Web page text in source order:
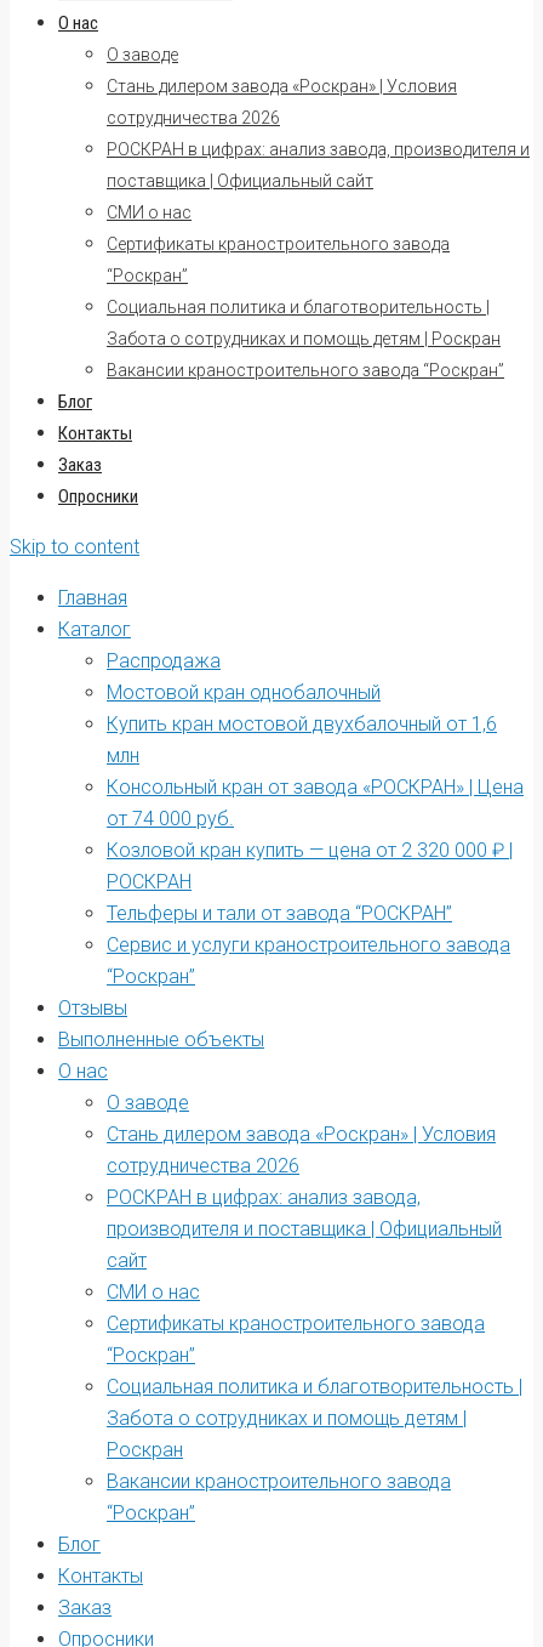
О нас
О заводе
Стань дилером завода «Роскран» | Условия
сотрудничества 2026
РОСКРАН в цифрах: анализ завода, производителя и
поставщика | Официальный сайт
СМИ о нас
Сертификаты краностроительного завода
“Роскран”
Социальная политика и благотворительность |
Забота о сотрудниках и помощь детям | Роскран
Вакансии краностроительного завода “Роскран”
Блог
Контакты
Заказ
Опросники
Skip to content
Главная
Каталог
Распродажа
Мостовой кран однобалочный
Купить кран мостовой двухбалочный от 1,6
млн
Консольный кран от завода «РОСКРАН» | Цена
от 74 000 руб.
Козловой кран купить — цена от 2 320 000 ₽ |
РОСКРАН
Тельферы и тали от завода “РОСКРАН”
Сервис и услуги краностроительного завода
“Роскран”
Отзывы
Выполненные объекты
О нас
О заводе
Стань дилером завода «Роскран» | Условия
сотрудничества 2026
РОСКРАН в цифрах: анализ завода,
производителя и поставщика | Официальный
сайт
СМИ о нас
Сертификаты краностроительного завода
“Роскран”
Социальная политика и благотворительность |
Забота о сотрудниках и помощь детям |
Роскран
Вакансии краностроительного завода
“Роскран”
Блог
Контакты
Заказ
Опросники